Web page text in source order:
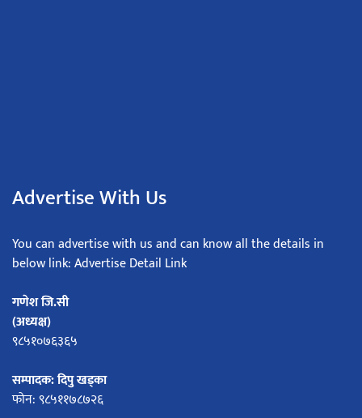
Advertise With Us
You can advertise with us and can know all the details in
below link: Advertise Detail Link
गणेश जि.सी
(अध्यक्ष)
९८५१०७६३६५
सम्पादक: दिपु खड्का
फोन: ९८५११७८७२६